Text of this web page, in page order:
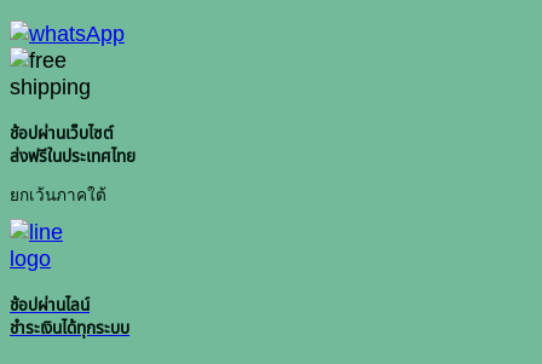
ชาว
เวอร์
เจล
ชิ้น
ช้อปผ่านเว็บไซต์
ส่งฟรีในประเทศไทย
ยกเว้นภาคใต้
ช้อปผ่านไลน์
ชำระเงินได้ทุกระบบ